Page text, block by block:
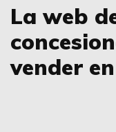
La web
vender